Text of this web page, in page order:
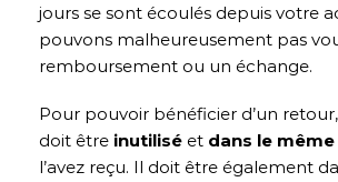
jours se sont écoulés depuis votre
pouvons malheureusement pas
remboursement ou un échange.
Pour pouvoir bénéficier d’un
doit être inutilisé et dans le
l’avez reçu. Il doit être également